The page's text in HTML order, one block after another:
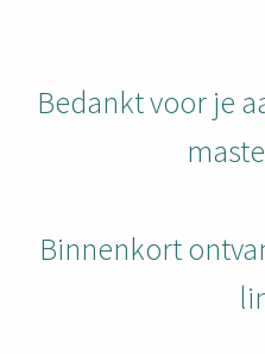
Bedankt voor je
Binnenkort